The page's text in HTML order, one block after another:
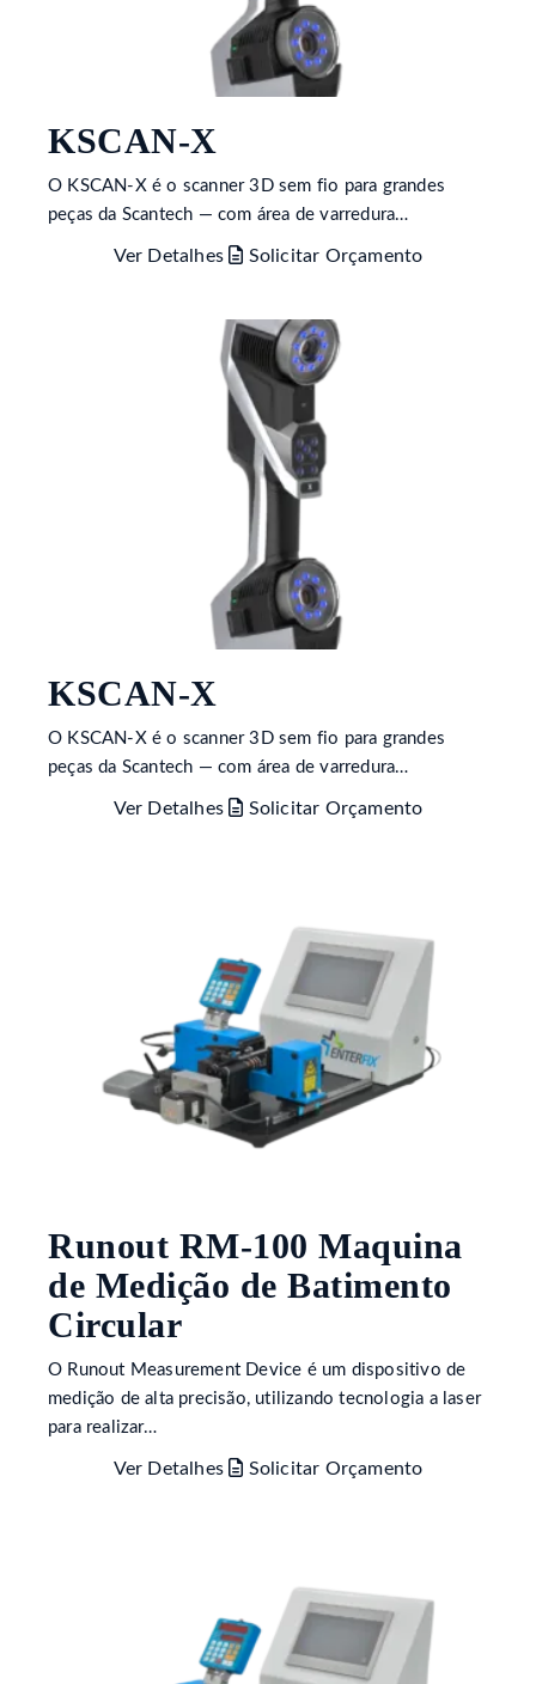
KSCAN-X
O KSCAN-X é o scanner 3D sem fio para grandes
peças da Scantech — com área de varredura…
Ver Detalhes Solicitar Orçamento
KSCAN-X
O KSCAN-X é o scanner 3D sem fio para grandes
peças da Scantech — com área de varredura…
Ver Detalhes Solicitar Orçamento
Runout RM-100 Maquina
de Medição de Batimento
Circular
O Runout Measurement Device é um dispositivo de
medição de alta precisão, utilizando tecnologia a laser
para realizar…
Ver Detalhes Solicitar Orçamento